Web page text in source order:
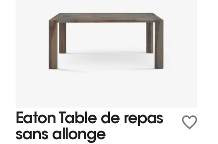
Eaton Table de repas
sans allonge